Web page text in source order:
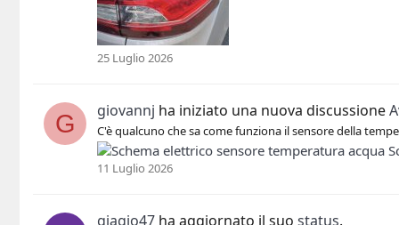
25 Luglio 2026
G giovannj ha iniziato una nuova discussione
C'è qualcuno che sa come funziona il sensore della
11 Luglio 2026
giagio47 ha aggiornato il suo status.